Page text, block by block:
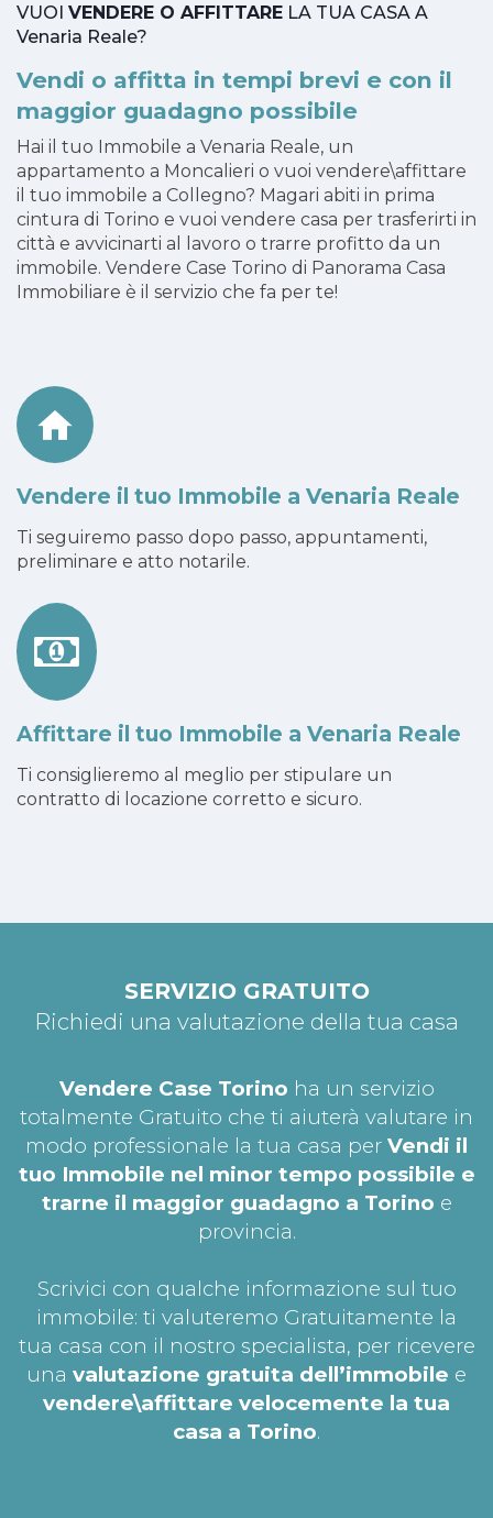
VUOI VENDERE O AFFITTARE LA TUA CASA A
Venaria Reale?
Vendi o affitta in tempi brevi e con il
maggior guadagno possibile
Hai il tuo Immobile a Venaria Reale, un
appartamento a Moncalieri o vuoi vendere\affittare
il tuo immobile a Collegno? Magari abiti in prima
cintura di Torino e vuoi vendere casa per trasferirti in
città e avvicinarti al lavoro o trarre profitto da un
immobile. Vendere Case Torino di Panorama Casa
Immobiliare è il servizio che fa per te!
Vendere il tuo Immobile a Venaria Reale
Ti seguiremo passo dopo passo, appuntamenti,
preliminare e atto notarile.
Affittare il tuo Immobile a Venaria Reale
Ti consiglieremo al meglio per stipulare un
contratto di locazione corretto e sicuro.
SERVIZIO GRATUITO
Richiedi una valutazione della tua casa
Vendere Case Torino ha un servizio
totalmente Gratuito che ti aiuterà valutare in
modo professionale la tua casa per Vendi il
tuo Immobile nel minor tempo possibile e
trarne il maggior guadagno a Torino e
provincia.
Scrivici con qualche informazione sul tuo
immobile: ti valuteremo Gratuitamente la
tua casa con il nostro specialista, per ricevere
una valutazione gratuita dell’immobile e
vendere\affittare velocemente la tua
casa a Torino.